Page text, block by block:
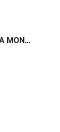
CARTERA MONEDERO BILLETERO NEOPRENO BANDA TOMMY HILFIGUER AW0AW19164